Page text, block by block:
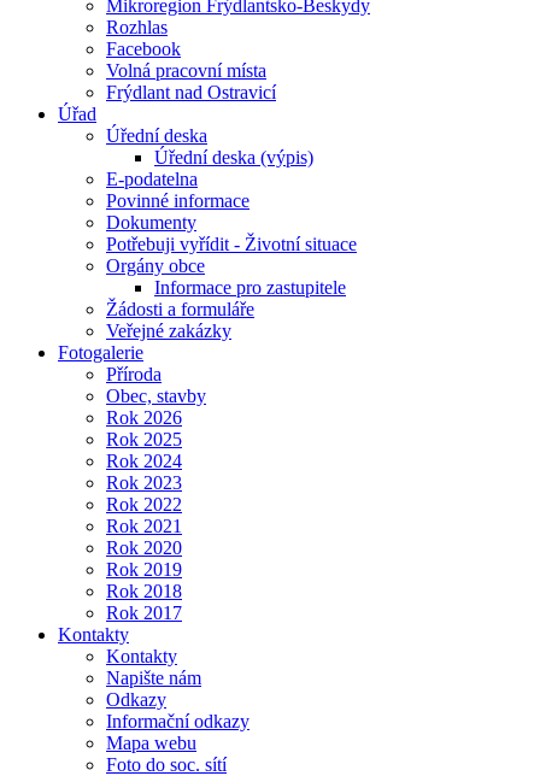
Mikroregion Frýdlantsko-Beskydy
Rozhlas
Facebook
Volná pracovní místa
Frýdlant nad Ostravicí
Úřad
Úřední deska
Úřední deska (výpis)
E-podatelna
Povinné informace
Dokumenty
Potřebuji vyřídit - Životní situace
Orgány obce
Informace pro zastupitele
Žádosti a formuláře
Veřejné zakázky
Fotogalerie
Příroda
Obec, stavby
Rok 2026
Rok 2025
Rok 2024
Rok 2023
Rok 2022
Rok 2021
Rok 2020
Rok 2019
Rok 2018
Rok 2017
Kontakty
Kontakty
Napište nám
Odkazy
Informační odkazy
Mapa webu
Foto do soc. sítí